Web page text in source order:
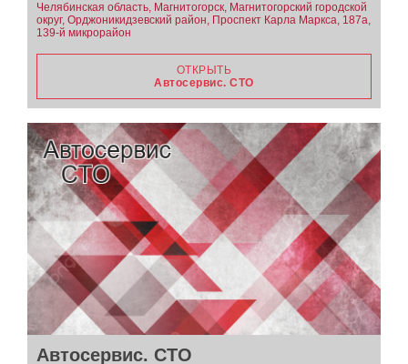
Челябинская область, Магнитогорск, Магнитогорский городской
округ, Орджоникидзевский район, Проспект Карла Маркса, 187а,
139-й микрорайон
ОТКРЫТЬ
Автосервис. СТО
Автосервис. СТО